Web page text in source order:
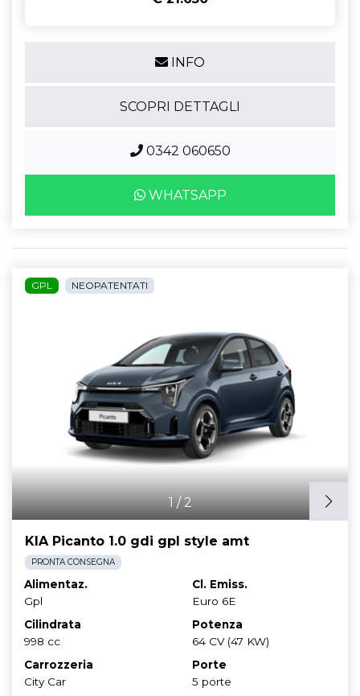
INFO
SCOPRI DETTAGLI
0342 060650
WHATSAPP
1/2
GPL NEOPATENTATI
KIA Picanto 1.0 gdi gpl style amt
PRONTA CONSEGNA
Alimentaz.
Gpl
Cl. Emiss.
Euro 6E
Cilindrata
998 cc
Potenza
64 CV (47 KW)
Carrozzeria
City Car
Porte
5 porte